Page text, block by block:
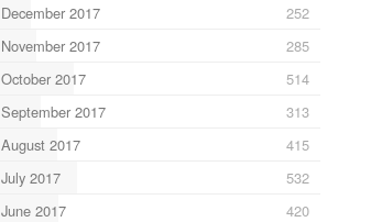
December 2017
252
November 2017
285
October 2017
514
September 2017
313
August 2017
415
July 2017
532
June 2017
420